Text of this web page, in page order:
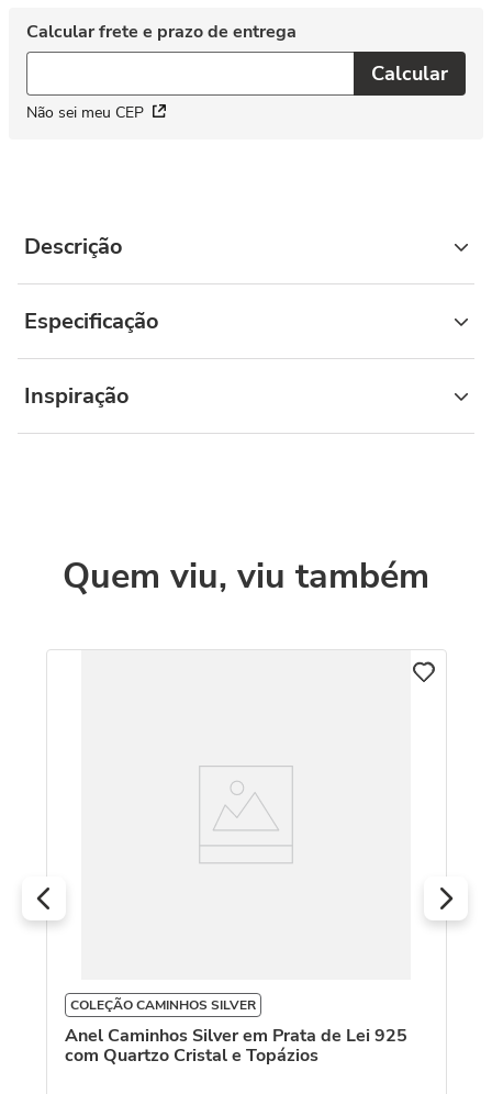
Não sei meu CEP
Descrição
Especificação
Inspiração
Quem viu, viu também
COLEÇÃO CAMINHOS SILVER
Anel Caminhos Silver em Prata de Lei 925
com Quartzo Cristal e Topázios